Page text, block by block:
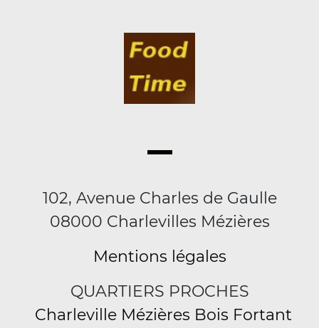
102, Avenue Charles de Gaulle
08000 Charlevilles Mézières
Mentions légales
QUARTIERS PROCHES
Charleville Mézières Bois Fortant